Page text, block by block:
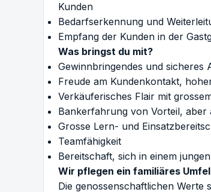
Kunden
Bedarfserkennung und
Empfang der Kunden in der
Was bringst du mit?
Gewinnbringendes und sicheres
Freude am Kundenkontakt,
Verkäuferisches Flair mit
Bankerfahrung von Vorteil, aber
Grosse Lern- und
Teamfähigkeit
Bereitschaft, sich in einem
Wir pflegen ein familiäres
Die genossenschaftlichen Werte